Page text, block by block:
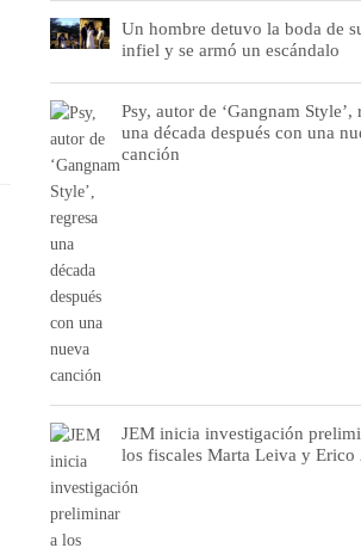
Un hombre detuvo la boda de
infiel y se armó un escándalo
Psy, autor de ‘Gangnam Style’,
una década después con una
canción
JEM inicia investigación
los fiscales Marta Leiva y Erico